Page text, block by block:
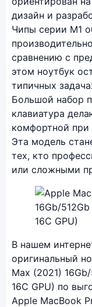
дизайн и
Чипы серии M1
сравнению с
этом ноутбук
типичных
Большой набор
клавиатура
комфортной при
Эта модель
тех, кто
или сложными
В нашем
оригинальный
Max (2021)
16C GPU) по
Apple MacBook